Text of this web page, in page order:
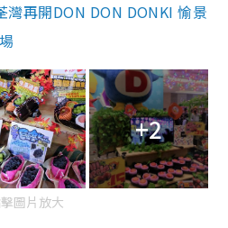
灣再開DON DON DONKI 愉景
+2
圖片放大